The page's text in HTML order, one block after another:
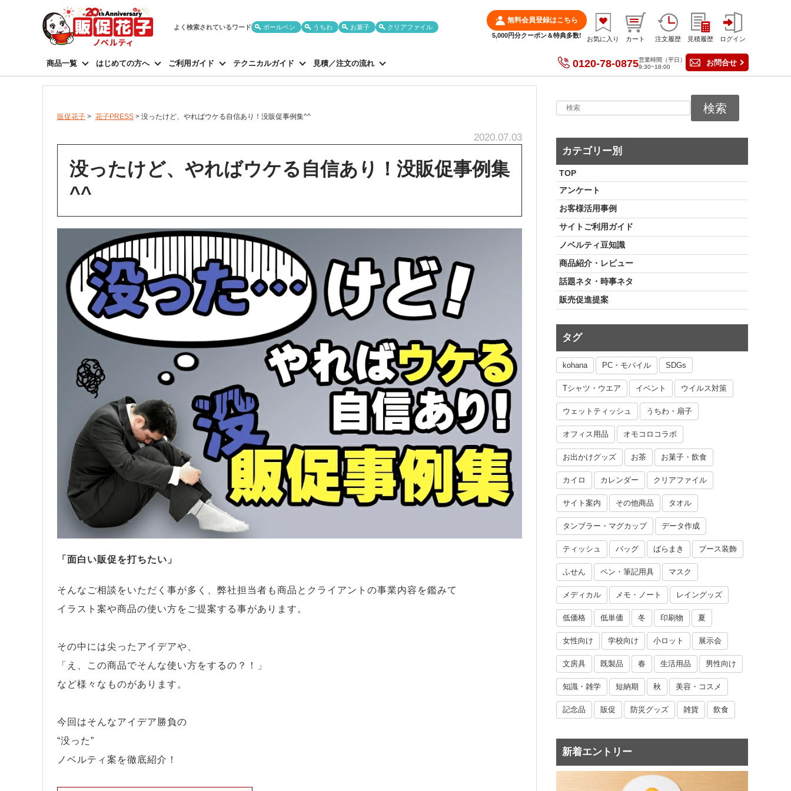
よく検索されているワード ボールペン うちわ お菓子 クリアファイル
無料会員登録はこちら
5,000円分クーポン＆特典多数! お気に入り カート 注文履歴 見積履歴 ログイン
商品一覧 はじめての方へ ご利用ガイド テクニカルガイド 見積／注文の流れ 0120-78-0875営業時間（平日）
9:30~18:00
お問合せ
販促花子 > 花子PRESS > 没ったけど、やればウケる自信あり！没販促事例集^^
2020.07.03
没ったけど、やればウケる自信あり！没販促事例集
^^
「面白い販促を打ちたい」
そんなご相談をいただく事が多く、弊社担当者も商品とクライアントの事業内容を鑑みて
イラスト案や商品の使い方をご提案する事があります。
その中には尖ったアイデアや、
「え、この商品でそんな使い方をするの？！」
など様々なものがあります。
今回はそんなアイデア勝負の
“没った”
ノベルティ案を徹底紹介！
検索
カテゴリー別
TOP
アンケート
お客様活用事例
サイトご利用ガイド
ノベルティ豆知識
商品紹介・レビュー
話題ネタ・時事ネタ
販売促進提案
タグ
kohana PC・モバイル SDGs
Tシャツ・ウエア イベント ウイルス対策
ウェットティッシュ うちわ・扇子
オフィス用品 オモコロコラボ
お出かけグッズ お茶 お菓子・飲食
カイロ カレンダー クリアファイル
サイト案内 その他商品 タオル
タンブラー・マグカップ データ作成
ティッシュ バッグ ばらまき ブース装飾
ふせん ペン・筆記用具 マスク
メディカル メモ・ノート レイングッズ
低価格 低単価 冬 印刷物 夏
女性向け 学校向け 小ロット 展示会
文房具 既製品 春 生活用品 男性向け
知識・雑学 短納期 秋 美容・コスメ
記念品 販促 防災グッズ 雑貨 飲食
新着エントリー